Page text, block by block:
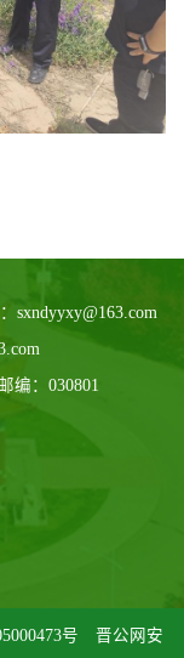
sxndyyxy@163.com
：030801
号 晋公网安